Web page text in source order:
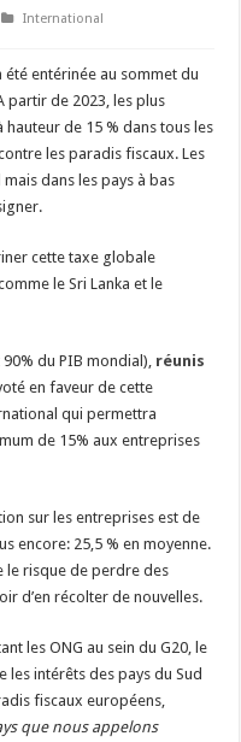
International
entérinée au sommet du
partir de 2023, les plus
de 15 % dans tous les
les paradis fiscaux. Les
dans les pays à bas
cette taxe globale
le Sri Lanka et le
du PIB mondial), réunis
en faveur de cette
qui permettra
de 15% aux entreprises
sur les entreprises est de
encore: 25,5 % en moyenne.
le risque de perdre des
d’en récolter de nouvelles.
les ONG au sein du G20, le
intérêts des pays du Sud
fiscaux européens,
que nous appelons